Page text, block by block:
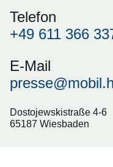
Telefon
+49 611 366
E-Mail
Dostojewskistraße 4-6
65187 Wiesbaden